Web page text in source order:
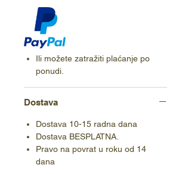
Ili možete zatražiti plaćanje po
ponudi.
Dostava
Dostava 10-15 radna dana
Dostava BESPLATNA.
Pravo na povrat u roku od 14
dana